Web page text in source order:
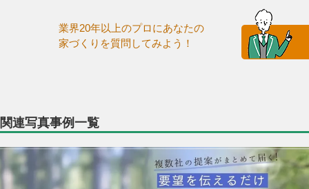
業界20年以上のプロにあなたの
家づくりを質問してみよう！
関連写真事例一覧